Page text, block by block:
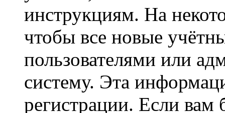
инструкциям. На
чтобы все новые
пользователями или
систему. Эта
регистрации. Если